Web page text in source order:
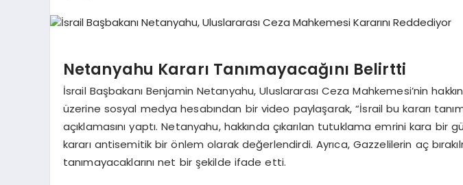
Netanyahu Kararı Tanımayacağını Belirtti
İsrail Başbakanı Benjamin Netanyahu, Uluslararası Ceza Mahkemesi’nin
üzerine sosyal medya hesabından bir video paylaşarak, “İsrail bu kararı
açıklamasını yaptı. Netanyahu, hakkında çıkarılan tutuklama emrini kara bir
kararı antisemitik bir önlem olarak değerlendirdi. Ayrıca, Gazzelilerin aç
tanımayacaklarını net bir şekilde ifade etti.